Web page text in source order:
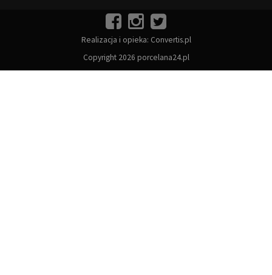
Realizacja i opieka: Convertis.pl
Copyright 2026 porcelana24.pl